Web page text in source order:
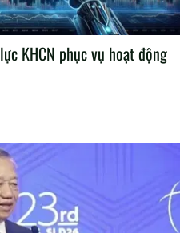
KHCN phục vụ hoạt động